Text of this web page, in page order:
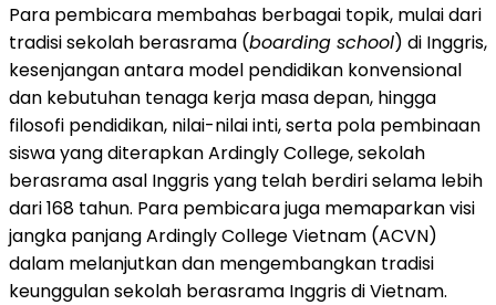
Para pembicara membahas berbagai topik, mulai dari
tradisi sekolah berasrama (boarding school) di Inggris,
kesenjangan antara model pendidikan konvensional
dan kebutuhan tenaga kerja masa depan, hingga
filosofi pendidikan, nilai-nilai inti, serta pola pembinaan
siswa yang diterapkan Ardingly College, sekolah
berasrama asal Inggris yang telah berdiri selama lebih
dari 168 tahun. Para pembicara juga memaparkan visi
jangka panjang Ardingly College Vietnam (ACVN)
dalam melanjutkan dan mengembangkan tradisi
keunggulan sekolah berasrama Inggris di Vietnam.